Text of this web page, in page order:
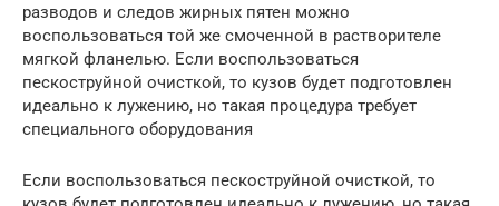
разводов и следов жирных пятен можно
воспользоваться той же смоченной в растворителе
мягкой фланелью. Если воспользоваться
пескоструйной очисткой, то кузов будет подготовлен
идеально к лужению, но такая процедура требует
специального оборудования
Если воспользоваться пескоструйной очисткой, то